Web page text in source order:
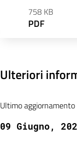
758 KB
PDF
Ulteriori
Ultimo aggiornamento
09 Giugno,